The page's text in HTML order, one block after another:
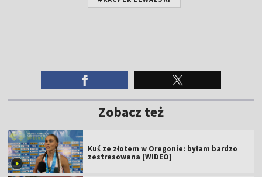
Zobacz też
Kuś ze złotem w Oregonie: byłam bardzo
zestresowana [WIDEO]